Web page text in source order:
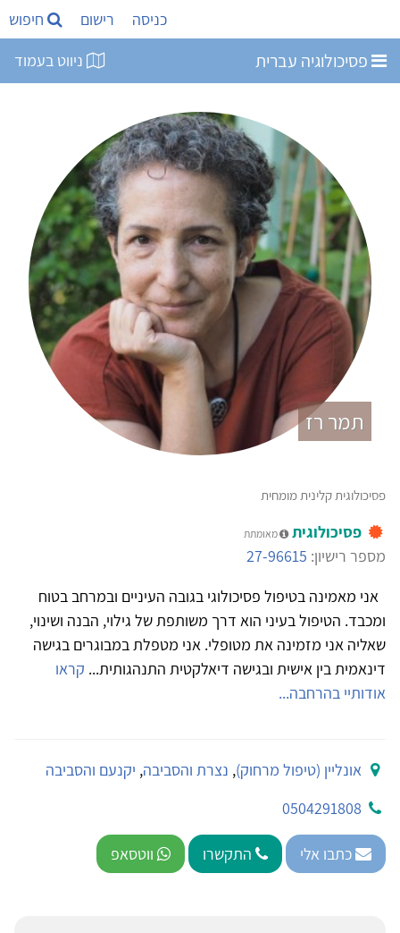
כניסה רישום חיפוש
פסיכולוגיה עברית ניווט בעמוד
תמר רז
פסיכולוגית קלינית מומחית
פסיכולוגית מאומתת
מספר רישיון: 27-96615
אני מאמינה בטיפול פסיכולוגי בגובה העיניים ובמרחב בטוח
ומכבד. הטיפול בעיני הוא דרך משותפת של גילוי, הבנה ושינוי,
שאליה אני מזמינה את מטופלי. אני מטפלת במבוגרים בגישה
דינאמית בין אישית ובגישה דיאלקטית התנהגותית... קראו
אודותיי בהרחבה...
אונליין (טיפול מרחוק), נצרת והסביבה, יקנעם והסביבה
0504291808
כתבו אלי התקשרו ווטסאפ